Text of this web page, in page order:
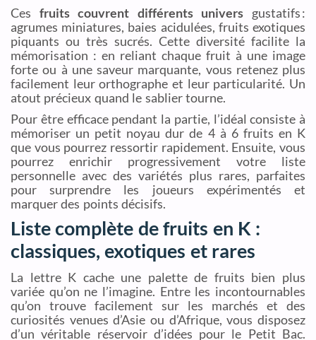
Ces fruits couvrent différents univers gustatifs :
agrumes miniatures, baies acidulées, fruits exotiques
piquants ou très sucrés. Cette diversité facilite la
mémorisation : en reliant chaque fruit à une image
forte ou à une saveur marquante, vous retenez plus
facilement leur orthographe et leur particularité. Un
atout précieux quand le sablier tourne.
Pour être efficace pendant la partie, l’idéal consiste à
mémoriser un petit noyau dur de 4 à 6 fruits en K
que vous pourrez ressortir rapidement. Ensuite, vous
pourrez enrichir progressivement votre liste
personnelle avec des variétés plus rares, parfaites
pour surprendre les joueurs expérimentés et
marquer des points décisifs.
Liste complète de fruits en K :
classiques, exotiques et rares
La lettre K cache une palette de fruits bien plus
variée qu’on ne l’imagine. Entre les incontournables
qu’on trouve facilement sur les marchés et des
curiosités venues d’Asie ou d’Afrique, vous disposez
d’un véritable réservoir d’idées pour le Petit Bac.